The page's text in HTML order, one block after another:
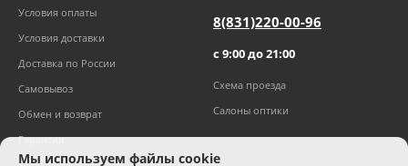
Условия оплаты
Условия доставки
Доставка по России
Самовывоз
Обмен и возврат
Гарантии
8(831)220-00-96
с 9:00 до 21:00
Схема проезда
Салоны оптики
Мы используем файлы cookie